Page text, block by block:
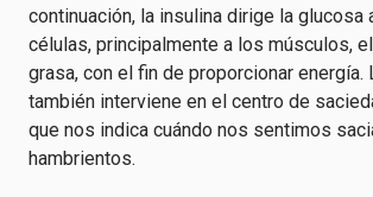
continuación, la insulina dirige la glucosa
células, principalmente a los músculos,
grasa, con el fin de proporcionar energía.
también interviene en el centro de
que nos indica cuándo nos sentimos
hambrientos.